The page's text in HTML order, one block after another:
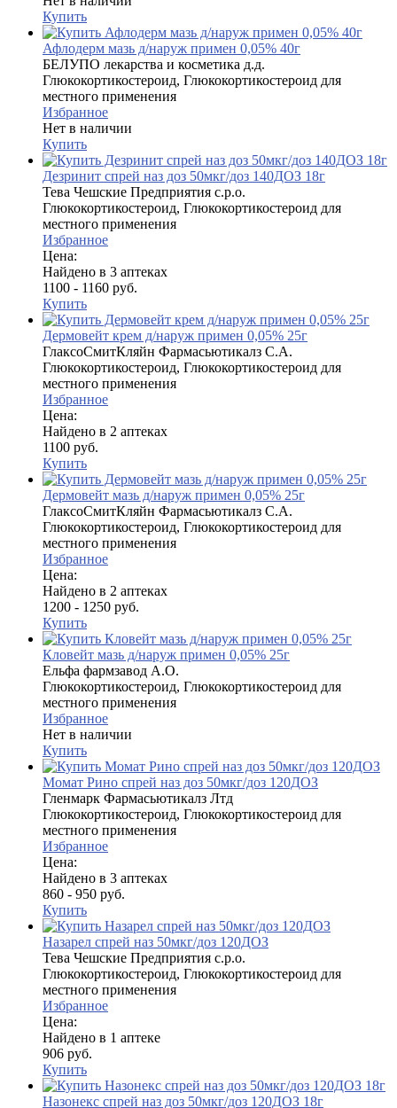
Купить
Афлодерм мазь д/наруж примен 0,05% 40г
БЕЛУПО лекарства и косметика д.д.
Глюкокортикостероид, Глюкокортикостероид для
местного применения
Избранное
Нет в наличии
Купить
Дезринит спрей наз доз 50мкг/доз 140ДОЗ 18г
Тева Чешские Предприятия с.р.о.
Глюкокортикостероид, Глюкокортикостероид для
местного применения
Избранное
Цена:
Найдено в 3 аптеках
1100 - 1160 руб.
Купить
Дермовейт крем д/наруж примен 0,05% 25г
ГлаксоСмитКляйн Фармасьютикалз С.А.
Глюкокортикостероид, Глюкокортикостероид для
местного применения
Избранное
Цена:
Найдено в 2 аптеках
1100 руб.
Купить
Дермовейт мазь д/наруж примен 0,05% 25г
ГлаксоСмитКляйн Фармасьютикалз С.А.
Глюкокортикостероид, Глюкокортикостероид для
местного применения
Избранное
Цена:
Найдено в 2 аптеках
1200 - 1250 руб.
Купить
Кловейт мазь д/наруж примен 0,05% 25г
Ельфа фармзавод А.О.
Глюкокортикостероид, Глюкокортикостероид для
местного применения
Избранное
Нет в наличии
Купить
Момат Рино спрей наз доз 50мкг/доз 120ДОЗ
Гленмарк Фармасьютикалз Лтд
Глюкокортикостероид, Глюкокортикостероид для
местного применения
Избранное
Цена:
Найдено в 3 аптеках
860 - 950 руб.
Купить
Назарел спрей наз 50мкг/доз 120ДОЗ
Тева Чешские Предприятия с.р.о.
Глюкокортикостероид, Глюкокортикостероид для
местного применения
Избранное
Цена:
Найдено в 1 аптеке
906 руб.
Купить
Назонекс спрей наз доз 50мкг/доз 120ДОЗ 18г